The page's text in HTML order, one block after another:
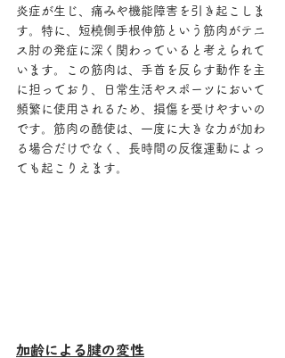
炎症が生じ、痛みや機能障害を引き起こしま
す。特に、短橈側手根伸筋という筋肉がテニ
ス肘の発症に深く関わっていると考えられて
います。この筋肉は、手首を反らす動作を主
に担っており、日常生活やスポーツにおいて
頻繁に使用されるため、損傷を受けやすいの
です。筋肉の酷使は、一度に大きな力が加わ
る場合だけでなく、長時間の反復運動によっ
ても起こりえます。
加齢による腱の変性